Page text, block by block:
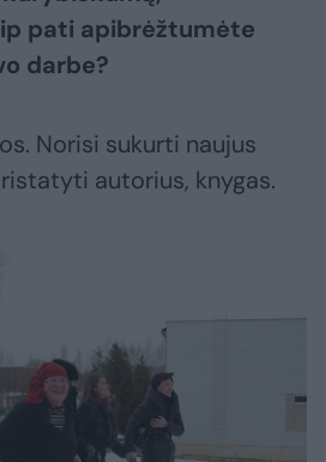
pati apibrėžtumėte
darbe?
Norisi sukurti naujus
autorius, knygas.